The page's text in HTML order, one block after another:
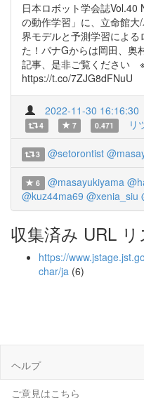
日本ロボット学会誌Vol.40
の動作学習」に、立命館
界モデルと予測学習によ
た！パナGからは岡田、奥
記事、是非ご覧ください
https://t.co/7ZJG8dFNuU
2022-11-30 16:16:30
4 7 0.471 リ
3 @setorontist
6 @masayukiyama
@kuz44ma69 @xenia_siu
収集済み URL リ
https://
char/ja (6)
ヘルプ
ご意見はこちら